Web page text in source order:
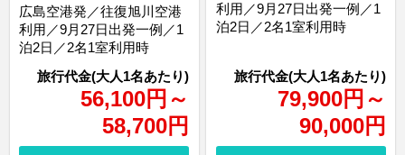
56,100円 ～
58,700円
広島空港発／往復旭川空港
利用／9月27日出発一例／1
泊2日／2名1室利用時
79,900円 ～
90,000円
利用／9月27日出発一例／1
泊2日／2名1室利用時